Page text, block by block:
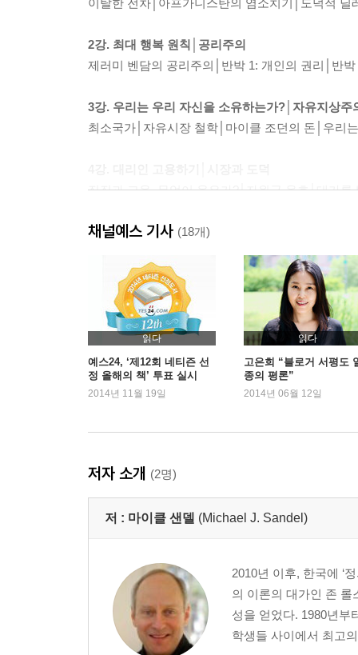
이탈한 전차│아프가니스탄의 염소치기│도덕적 딜
2강. 최대 행복 원칙│공리주의
제러미 벤담의 공리주의│반박 1: 개인의 권리│반
3강. 우리는 우리 자신을 소유하는가?│자유지상주
최소국가│자유시장 철학│마이클 조던의 돈│우리
징집과 고용, 무엇이 옳은가?│자원군 옹호│대가
5강. 중요한 것은 동기다│이마누엘 칸트
칸트의 권리 옹호│행복 극대화의 문제점│자유란
정언명령 대 가언명령│도덕과 자유│칸트에 대한
6강. 평등 옹호│존 롤스
계약의 도덕적 한계│합의만으로는 부족할 때: 야
합의인가? 샘의 자동차 수리│완벽한 계약 상상
삶은 불공평한가?
8강. 누가 어떤 자격을 가졌는가?│아리스토텔레스
정의, 텔로스, 영광│목적론적 사고: 테니스 코
9강. 우리는 서로에게 어떤 의무를 지는가?│충직
사죄와 손해배상│조상의 죄를 우리가 속죄해야
요구│이야기하는 존재│합의를 넘어서는 의무│
원칙을 뛰어넘을 수 있을까?│정의와 좋은 삶
채널예스 기사 (18개)
읽다
예스24, ‘제12회 네티즌 선
정 올해의 책’ 투표 실시
2014년 11월 19일
읽다
고은희 “블로거 서평도
종의 평론”
2014년 06월 12일
저자 소개 (2명)
저 : 마이클 샌델 (Michael J. Sandel)
2010년 이후, 한국에 ‘
의 이론의 대가인 존 롤
성을 얻었다. 1980년부
학생들 사이에서 최고